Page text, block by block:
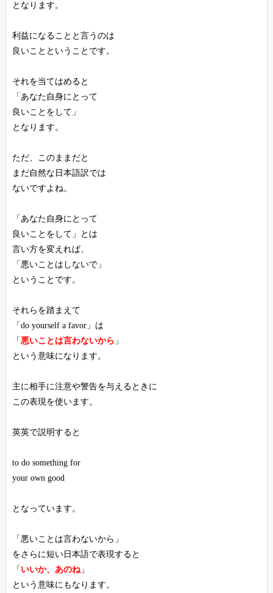
となります。
利益になることと言うのは
良いことということです。
それを当てはめると
「あなた自身にとって
良いことをして」
となります。
ただ、このままだと
まだ自然な日本語訳では
ないですよね。
「あなた自身にとって
良いことをして」とは
言い方を変えれば、
「悪いことはしないで」
ということです。
それらを踏まえて
「do yourself a favor」は
「 悪いことは言わないから 」
という意味になります。
主に相手に注意や警告を与えるときに
この表現を使います。
英英で説明すると
to do something for
your own good
となっています。
「悪いことは言わないから」
をさらに短い日本語で表現すると
「 いいか、あのね」
という意味にもなります。